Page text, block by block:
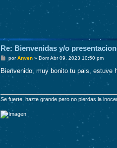
Re: Bienvenidas y/o
M
n
s
porArwen» Dom Abr 09, 2023 10:50 pm
Bienvenido, muy bonito tu pais, estuve
Se fuerte, hazte grande pero no pierdas la